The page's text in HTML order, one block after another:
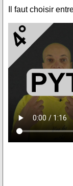
Il faut choisir